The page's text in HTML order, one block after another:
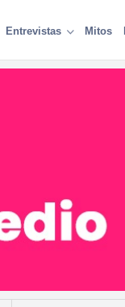
Entrevistas Mitos